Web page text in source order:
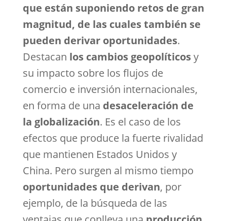
que están suponiendo retos de gran
magnitud, de las cuales también se
pueden derivar oportunidades.
Destacan los cambios geopolíticosy
su impacto sobre los flujos de
comercio e inversión internacionales,
en forma de una desaceleración de
la globalización. Es el caso de los
efectos que produce la fuerte rivalidad
que mantienen Estados Unidos y
China. Pero surgen al mismo tiempo
oportunidades que derivan, por
ejemplo, de la búsqueda de las